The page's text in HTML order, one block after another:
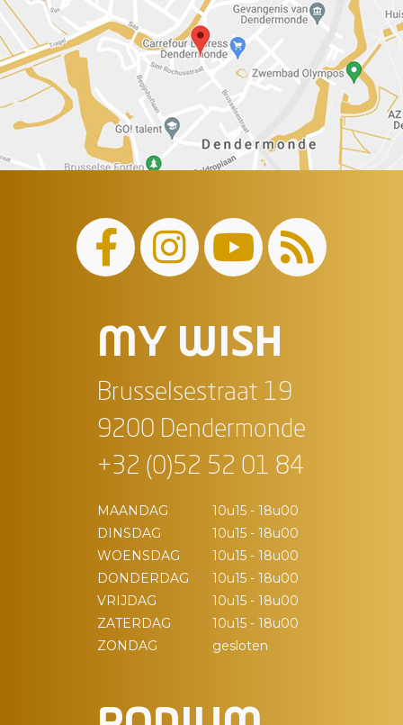
MY WISH
Brusselsestraat 19
9200 Dendermonde
+32 (0)52 52 01 84
MAANDAG
10u15 - 18u00
DINSDAG
10u15 - 18u00
WOENSDAG
10u15 - 18u00
DONDERDAG
10u15 - 18u00
VRIJDAG
10u15 - 18u00
ZATERDAG
10u15 - 18u00
ZONDAG
gesloten